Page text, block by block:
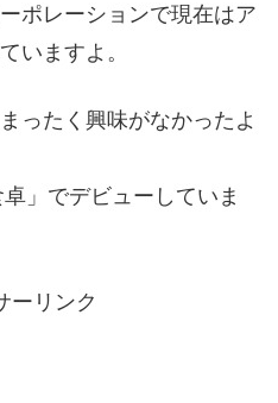
ポレーションで現在はア
いますよ。
ったく興味がなかったよ
」でデビューしていま
ーリンク